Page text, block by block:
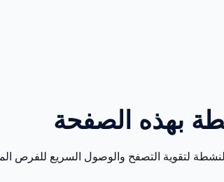
بهذه الصفحة
لتقوية التصفح والوصول السريع للفرص